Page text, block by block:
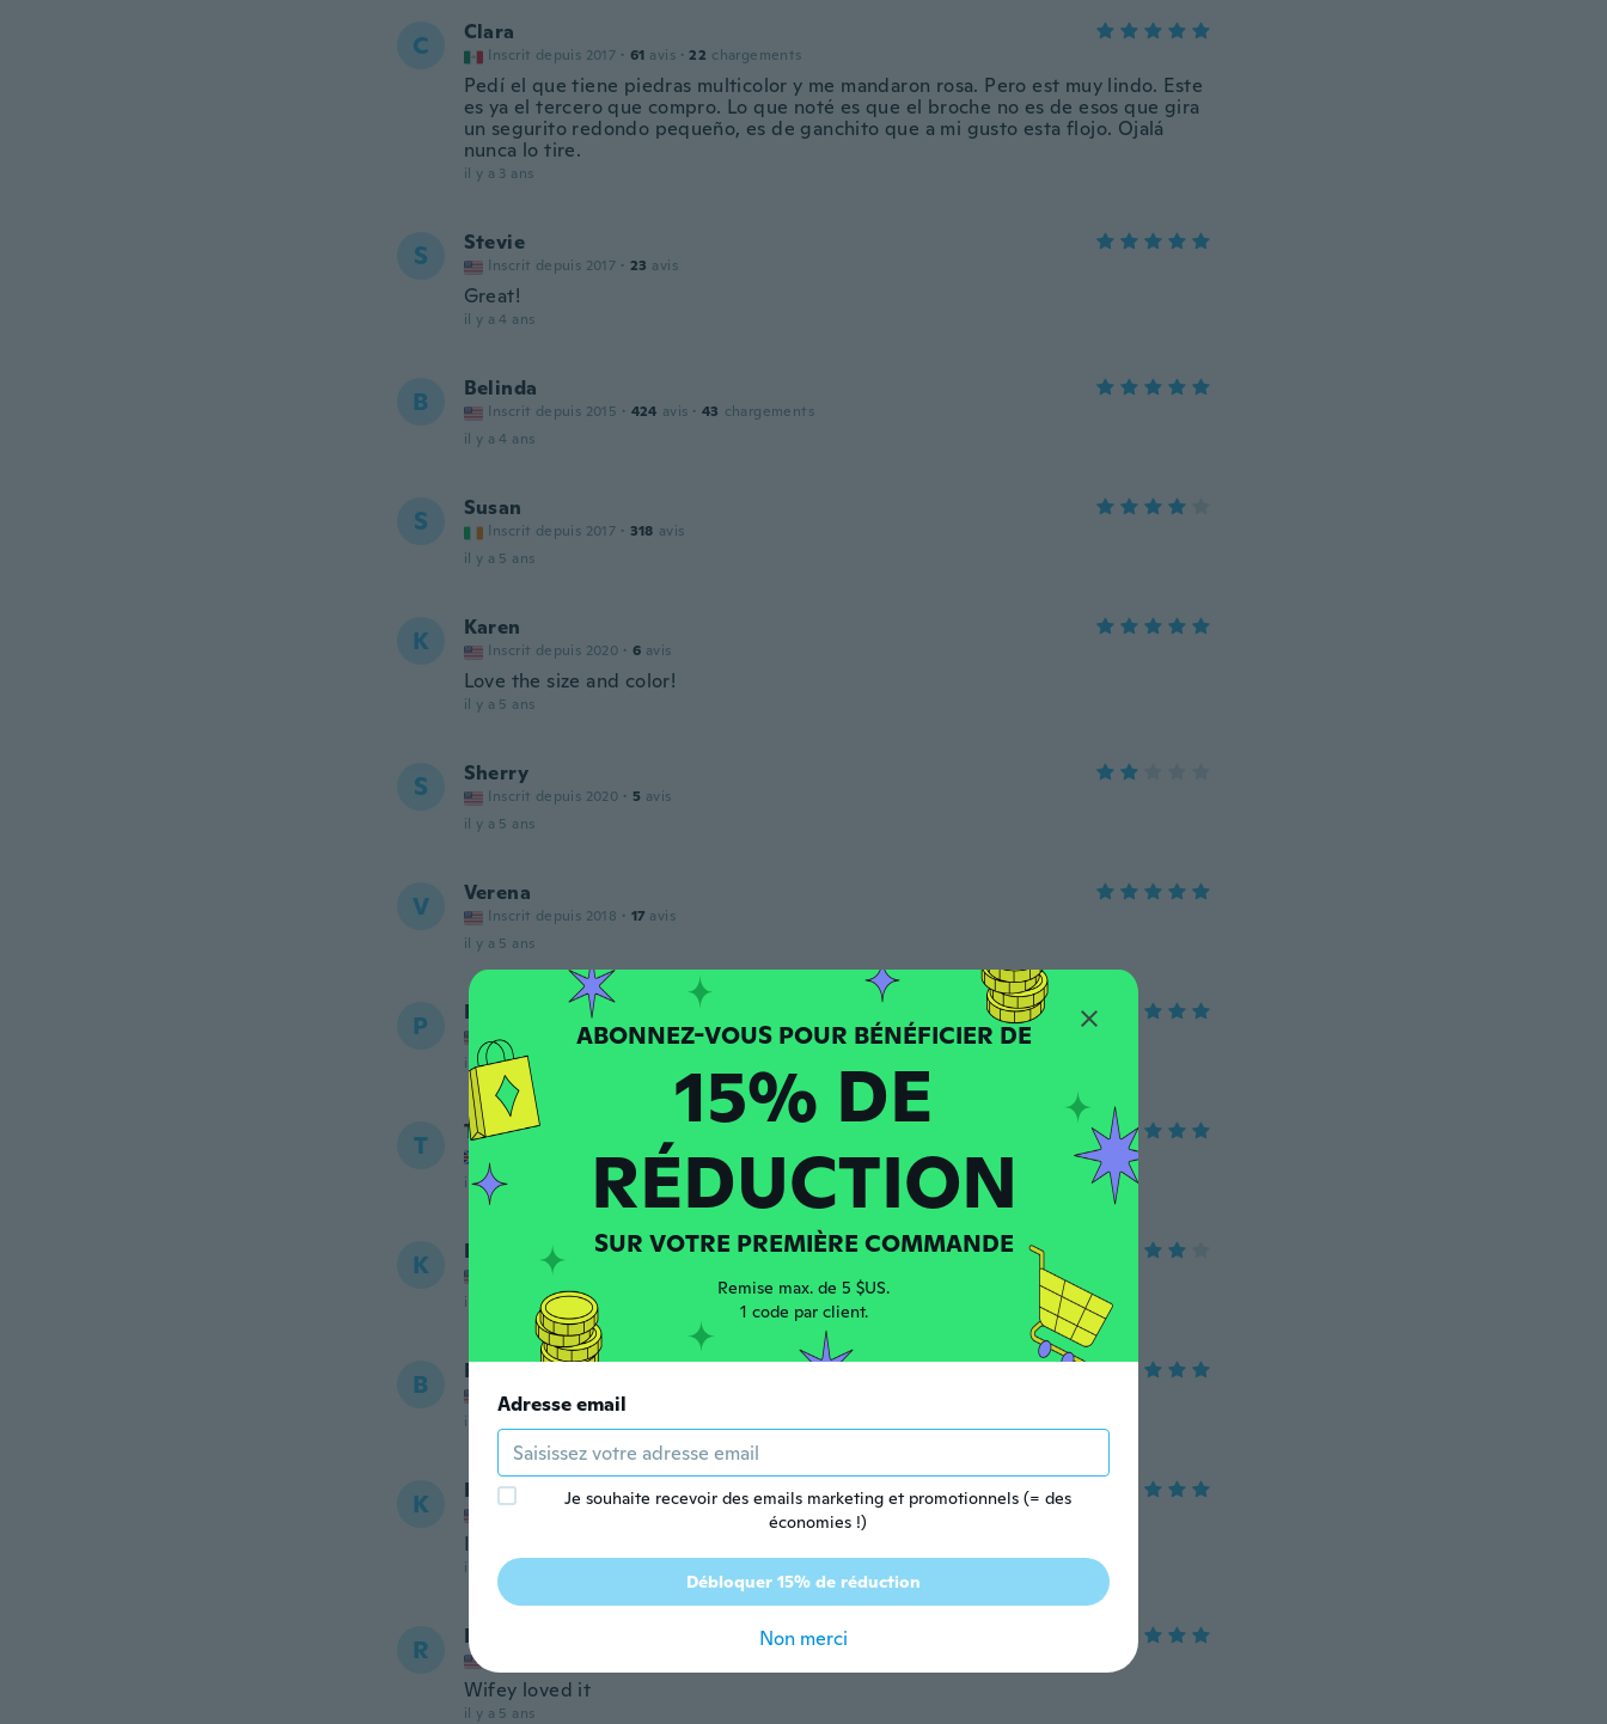
C Clara
Inscrit depuis 2017 · 61 avis · 22 chargements
Pedí el que tiene piedras multicolor y me mandaron rosa. Pero est muy lindo. Este
es ya el tercero que compro. Lo que noté es que el broche no es de esos que gira
un segurito redondo pequeño, es de ganchito que a mi gusto esta flojo. Ojalá
nunca lo tire.
il y a 3 ans
S Stevie
Inscrit depuis 2017 · 23 avis
Great!
il y a 4 ans
B Belinda
Inscrit depuis 2015 · 424 avis · 43 chargements
il y a 4 ans
S Susan
Inscrit depuis 2017 · 318 avis
il y a 5 ans
K Karen
Inscrit depuis 2020 · 6 avis
Love the size and color!
il y a 5 ans
S Sherry
Inscrit depuis 2020 · 5 avis
il y a 5 ans
V Verena
Inscrit depuis 2018 · 17 avis
il y a 5 ans
P Pam
Inscrit depuis 2020 · 77 avis
il y a 5 ans
T Tracey
Inscrit depuis 2018 · 37 avis 9 chargements
il y a 5 ans
K Kittenpaws
Inscrit depuis 2020
il y a 5 ans
B Barb
Inscrit depuis 2020 ·
il y a 5 ans
K Kathryn
It's beautiful looking forward to wearing this
il y a 5 ans
R Robert
Wifey loved it
il y a 5 ans
15% DE
RÉDUCTION
SUR VOTRE PREMIÈRE COMMANDE
Remise max. de 5 $US.
1 code par client.
Adresse email
Je souhaite recevoir des emails marketing et promotionnels (= des
économies !)
Débloquer 15% de réduction
Non merci